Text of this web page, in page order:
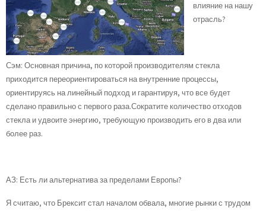
влияние на нашу
отрасль?
Сэм: Основная причина, по которой производителям стекла
приходится переориентироваться на внутренние процессы,
ориентируясь на линейный подход и гарантируя, что все будет
сделано правильно с первого раза.Сократите количество отходов
стекла и удвоите энергию, требующую производить его в два или
более раз.
АЗ: Есть ли альтернатива за пределами Европы?
Я считаю, что Брексит стал началом обвала, многие рынки с трудом